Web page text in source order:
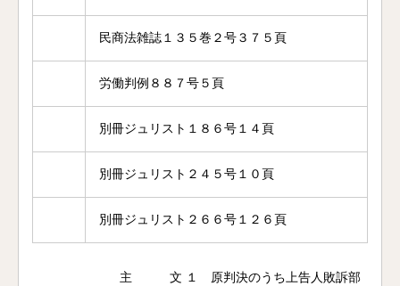
民商法雑誌１３５巻２号３７５頁
労働判例８８７号５頁
別冊ジュリスト１８６号１４頁
別冊ジュリスト２４５号１０頁
別冊ジュリスト２６６号１２６頁
主 文 １ 原判決のうち上告人敗訴部